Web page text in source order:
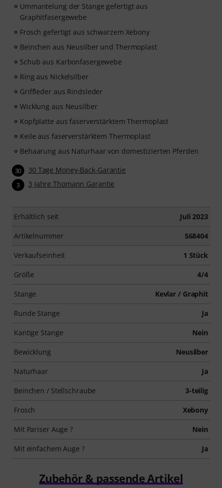
Ummantelung der Stange gefertigt aus
Graphitfasergewebe
Frosch gefertigt aus schwarzem Xebony
Beinchen aus Neusilber und Thermoplast
Schub aus Karbonfasergewebe
Ring aus Nickelsilber
Griffleder aus Rindsleder
Wicklung aus Neusilber
Kopfplatte aus faserverstärktem Thermoplast
Keile aus faserverstärktem Thermoplast
Behaarung aus Naturhaar von domestizierten Pferden
30 30 Tage Money-Back-Garantie
3 3 Jahre Thomann Garantie
Erhältlich seit Juli 2023
Artikelnummer 568404
Verkaufseinheit 1 Stück
Größe 4/4
Stange Kevlar / Graphit
Runde Stange Ja
Kantige Stange Nein
Bewicklung Neusilber
Naturhaar Ja
Beinchen / Stellschraube 3-teilig
Frosch Xebony
Mit Pariser Auge ? Nein
Mit einfachem Auge ? Ja
Zubehör & passende Artikel